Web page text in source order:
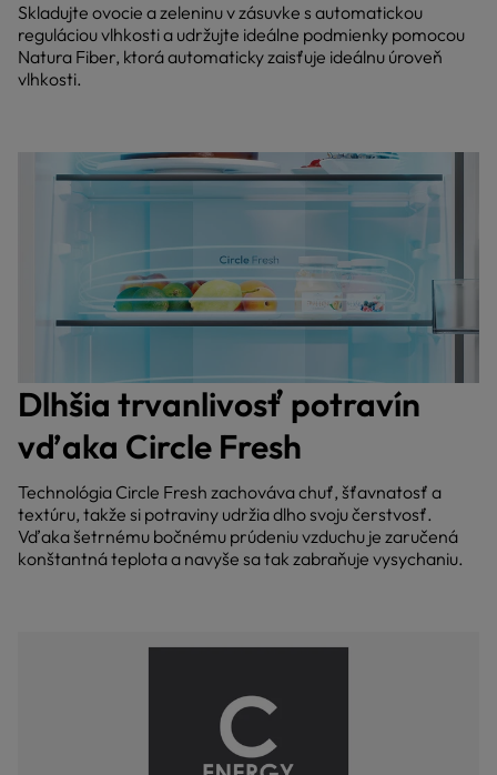
Skladujte ovocie a zeleninu v zásuvke s automatickou
reguláciou vlhkosti a udržujte ideálne podmienky pomocou
Natura Fiber, ktorá automaticky zaisťuje ideálnu úroveň
vlhkosti.
Dlhšia trvanlivosť potravín
vďaka Circle Fresh
Technológia Circle Fresh zachováva chuť, šťavnatosť a
textúru, takže si potraviny udržia dlho svoju čerstvosť.
Vďaka šetrnému bočnému prúdeniu vzduchu je zaručená
konštantná teplota a navyše sa tak zabraňuje vysychaniu.